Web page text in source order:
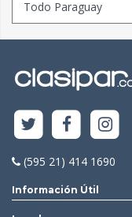
(595 21) 414 1690
Información Útil